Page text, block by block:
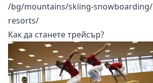
/bg/mountains/skiing-
resorts/
Как да станете трейсър?